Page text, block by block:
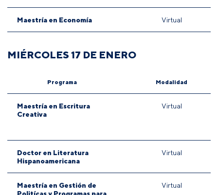
Maestría en Economía Virtual
MIÉRCOLES 17 DE ENERO
Programa Modalidad
Maestría en Escritura
Creativa
Virtual
Doctor en Literatura
Hispanoamericana
Virtual
Maestría en Gestión de
Politícas y Programas para
Virtual